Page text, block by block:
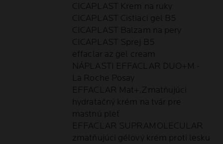
CICAPLAST Krem na ruky
CICAPLAST Cistiaci gel B5
CICAPLAST Balzam na pery
CICAPLAST Sprej B5
effaclar az gel cream
NÁPLASTI EFFACLAR DUO+M -
La Roche Posay
EFFACLAR Mat+,Zmatňujúci
hydratačný krém na tvár pre
mastnú pleť
EFFACLAR SUPRAMOLECULAR
zmatňujúci gélový krém proti lesku